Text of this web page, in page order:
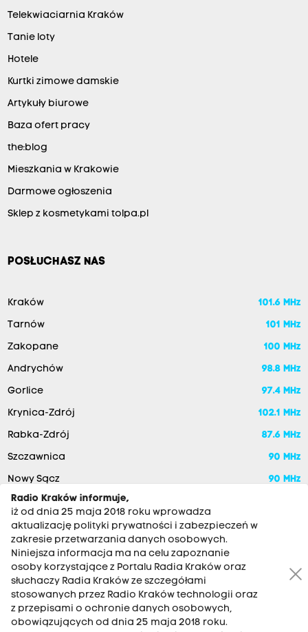
Telekwiaciarnia Kraków
Tanie loty
Hotele
Kurtki zimowe damskie
Artykuły biurowe
Baza ofert pracy
the:blog
Mieszkania w Krakowie
Darmowe ogłoszenia
Sklep z kosmetykami tolpa.pl
POSŁUCHASZ NAS
Kraków 101.6 MHz
Tarnów 101 MHz
Zakopane 100 MHz
Andrychów 98.8 MHz
Gorlice 97.4 MHz
Krynica-Zdrój 102.1 MHz
Rabka-Zdrój 87.6 MHz
Szczawnica 90 MHz
Nowy Sącz 90 MHz
RADIO KRAKÓW SA. Aleja Juliusza Słowackiego 22, 30-007
Kraków
Radio Kraków informuje,
iż od dnia 25 maja 2018 roku wprowadza
aktualizację polityki prywatności i zabezpieczeń w
zakresie przetwarzania danych osobowych.
Niniejsza informacja ma na celu zapoznanie
osoby korzystające z Portalu Radia Kraków oraz
słuchaczy Radia Kraków ze szczegółami
stosowanych przez Radio Kraków technologii oraz
z przepisami o ochronie danych osobowych,
obowiązujących od dnia 25 maja 2018 roku.